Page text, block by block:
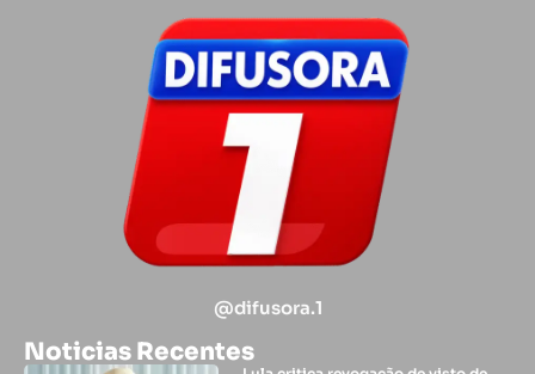
@difusora.1
Noticias Recentes